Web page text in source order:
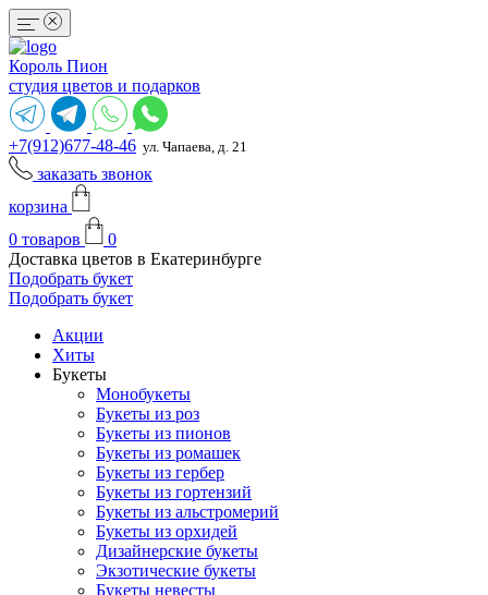
Король Пион
студия цветов и подарков
+7(912)677-48-46 ул. Чапаева, д. 21
заказать звонок
корзина
0 товаров
0
Доставка цветов в Екатеринбурге
Подобрать букет
Подобрать букет
Акции
Хиты
Букеты
Монобукеты
Букеты из роз
Букеты из пионов
Букеты из ромашек
Букеты из гербер
Букеты из гортензий
Букеты из альстромерий
Букеты из орхидей
Дизайнерские букеты
Экзотические букеты
Букеты невесты